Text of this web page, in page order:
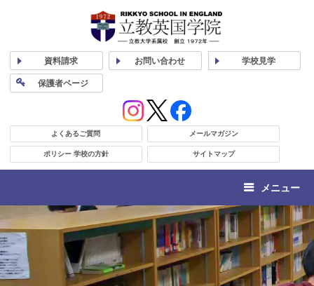
資料請求 お問い合わせ 学校見学
保護者ページ
よくあるご質問 メールマガジン
ポリシー 学校の方針 サイトマップ
メニュー